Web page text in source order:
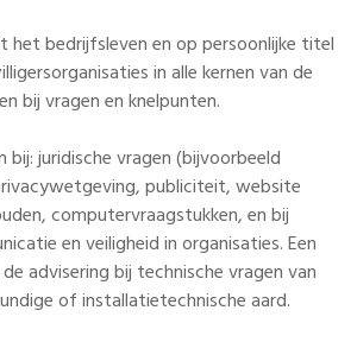
het bedrijfsleven en op persoonlijke titel
in alle kernen van de
bij vragen en knelpunten.
juridische vragen (bijvoorbeeld
publiciteit, website
computervraagstukken, en bij
en veiligheid in organisaties. Een
advisering bij technische vragen van
of installatietechnische aard.